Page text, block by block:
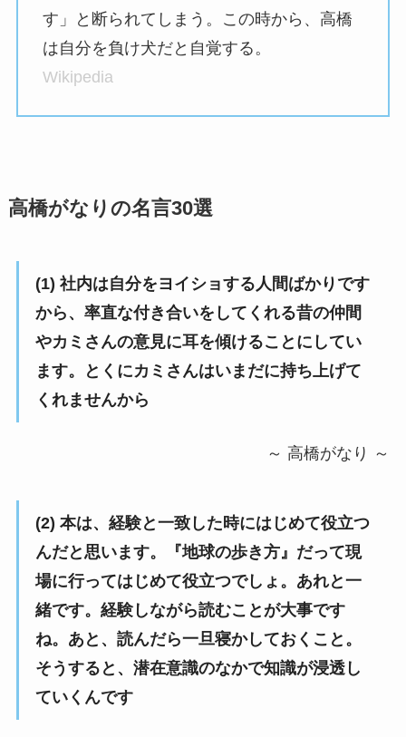
す」と断られてしまう。この時から、高橋
は自分を負け犬だと自覚する。
Wikipedia
高橋がなりの名言30選
(1) 社内は自分をヨイショする人間ばかりです
から、率直な付き合いをしてくれる昔の仲間
やカミさんの意見に耳を傾けることにしてい
ます。とくにカミさんはいまだに持ち上げて
くれませんから
～ 高橋がなり ～
(2) 本は、経験と一致した時にはじめて役立つ
んだと思います。『地球の歩き方』だって現
場に行ってはじめて役立つでしょ。あれと一
緒です。経験しながら読むことが大事です
ね。あと、読んだら一旦寝かしておくこと。
そうすると、潜在意識のなかで知識が浸透し
ていくんです